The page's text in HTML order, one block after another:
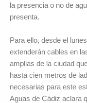
la presencia o no de
presenta.
Para ello, desde el
extenderán cables en
amplias de la ciudad
hasta cien metros de
necesarias para este
Aguas de Cádiz aclara